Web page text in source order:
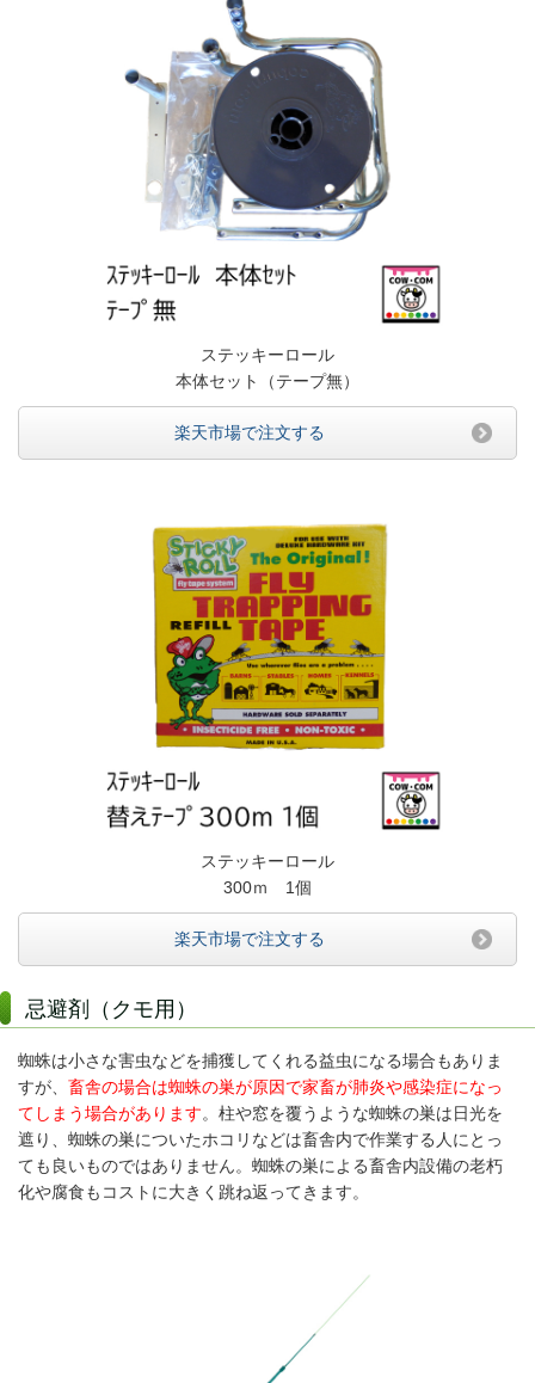
ステッキーロール
本体セット（テープ無）
楽天市場で注文する
ステッキーロール
300ｍ 1個
楽天市場で注文する
忌避剤（クモ用）
蜘蛛は小さな害虫などを捕獲してくれる益虫になる場合もありま
すが、 畜舎の場合は蜘蛛の巣が原因で家畜が肺炎や感染症になっ
てしまう場合があります。柱や窓を覆うような蜘蛛の巣は日光を
遮り、蜘蛛の巣についたホコリなどは畜舎内で作業する人にとっ
ても良いものではありません。蜘蛛の巣による畜舎内設備の老朽
化や腐食もコストに大きく跳ね返ってきます。